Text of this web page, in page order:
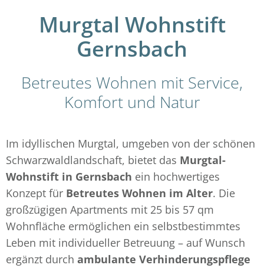
Murgtal Wohnstift
Gernsbach
Betreutes Wohnen mit Service,
Komfort und Natur
Im idyllischen Murgtal, umgeben von der schönen
Schwarzwaldlandschaft, bietet das Murgtal-
Wohnstift in Gernsbach ein hochwertiges
Konzept für Betreutes Wohnen im Alter. Die
großzügigen Apartments mit 25 bis 57 qm
Wohnfläche ermöglichen ein selbstbestimmtes
Leben mit individueller Betreuung – auf Wunsch
ergänzt durch ambulante Verhinderungspflege